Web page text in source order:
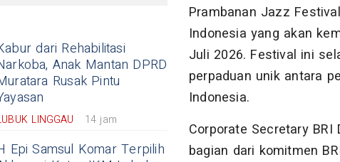
dari Rehabilitasi
Anak Mantan DPRD
Rusak Pintu
LINGGAU 14 jam
Epi Samsul Komar Terpilih
Prambanan Jazz
Indonesia yang akan
Juli 2026. Festival ini
perpaduan unik antara
Indonesia.
Corporate Secretary
bagian dari komitmen